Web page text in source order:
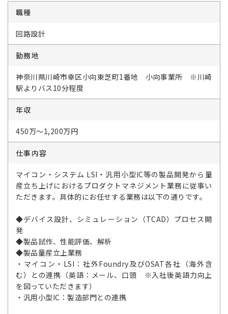
職種
回路設計
勤務地
神奈川県川崎市幸区小向東芝町1番地 小向事業所 ※川崎
駅よりバス10分程度
年収
450万～1,200万円
仕事内容
マイコン・システム LSI・汎用小型IC等の製品開発から量
産立ち上げにおけるプロダクトマネジメント業務に従事い
ただきます。具体的にお任せする業務は以下の通りです。
◆デバイス設計、シミュレーション（TCAD）プロセス開
発
◆製品試作、性能評価、解析
◆製品量産立上業務
・マイコン・LSI：社外Foundry及びOSAT各社（海外含
む）との連携（英語：メール、口頭 ※入社後英語力向上
を図っていただきます）
・汎用小型IC：製造部門との連携